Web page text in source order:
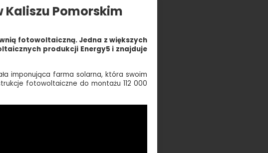
Kaliszu Pomorskim
fotowoltaiczną. Jedna z większych
produkcji Energy5 i znajduje
imponująca farma solarna, która swoim
fotowoltaiczne do montażu 112 000